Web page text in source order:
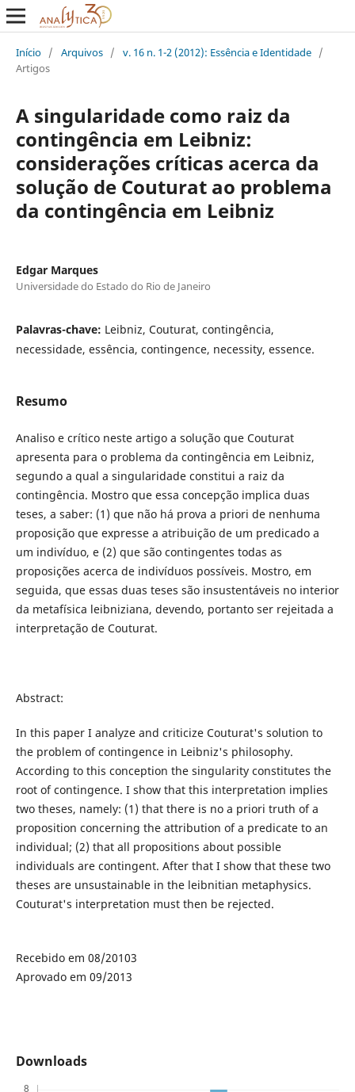
Início / Arquivos / v. 16 n. 1-2 (2012): Essência e Identidade /
Artigos
A singularidade como raiz da
contingência em Leibniz:
considerações críticas acerca da
solução de Couturat ao problema
da contingência em Leibniz
Edgar Marques
Universidade do Estado do Rio de Janeiro
Palavras-chave: Leibniz, Couturat, contingência,
necessidade, essência, contingence, necessity, essence.
Resumo
Analiso e crítico neste artigo a solução que Couturat
apresenta para o problema da contingência em Leibniz,
segundo a qual a singularidade constitui a raiz da
contingência. Mostro que essa concepção implica duas
teses, a saber: (1) que não há prova a priori de nenhuma
proposição que expresse a atribuição de um predicado a
um indivíduo, e (2) que são contingentes todas as
proposições acerca de indivíduos possíveis. Mostro, em
seguida, que essas duas teses são insustentáveis no interior
da metafísica leibniziana, devendo, portanto ser rejeitada a
interpretação de Couturat.
Abstract:
In this paper I analyze and criticize Couturat's solution to
the problem of contingence in Leibniz's philosophy.
According to this conception the singularity constitutes the
root of contingence. I show that this interpretation implies
two theses, namely: (1) that there is no a priori truth of a
proposition concerning the attribution of a predicate to an
individual; (2) that all propositions about possible
individuals are contingent. After that I show that these two
theses are unsustainable in the leibnitian metaphysics.
Couturat's interpretation must then be rejected.
Recebido em 08/20103
Aprovado em 09/2013
Downloads